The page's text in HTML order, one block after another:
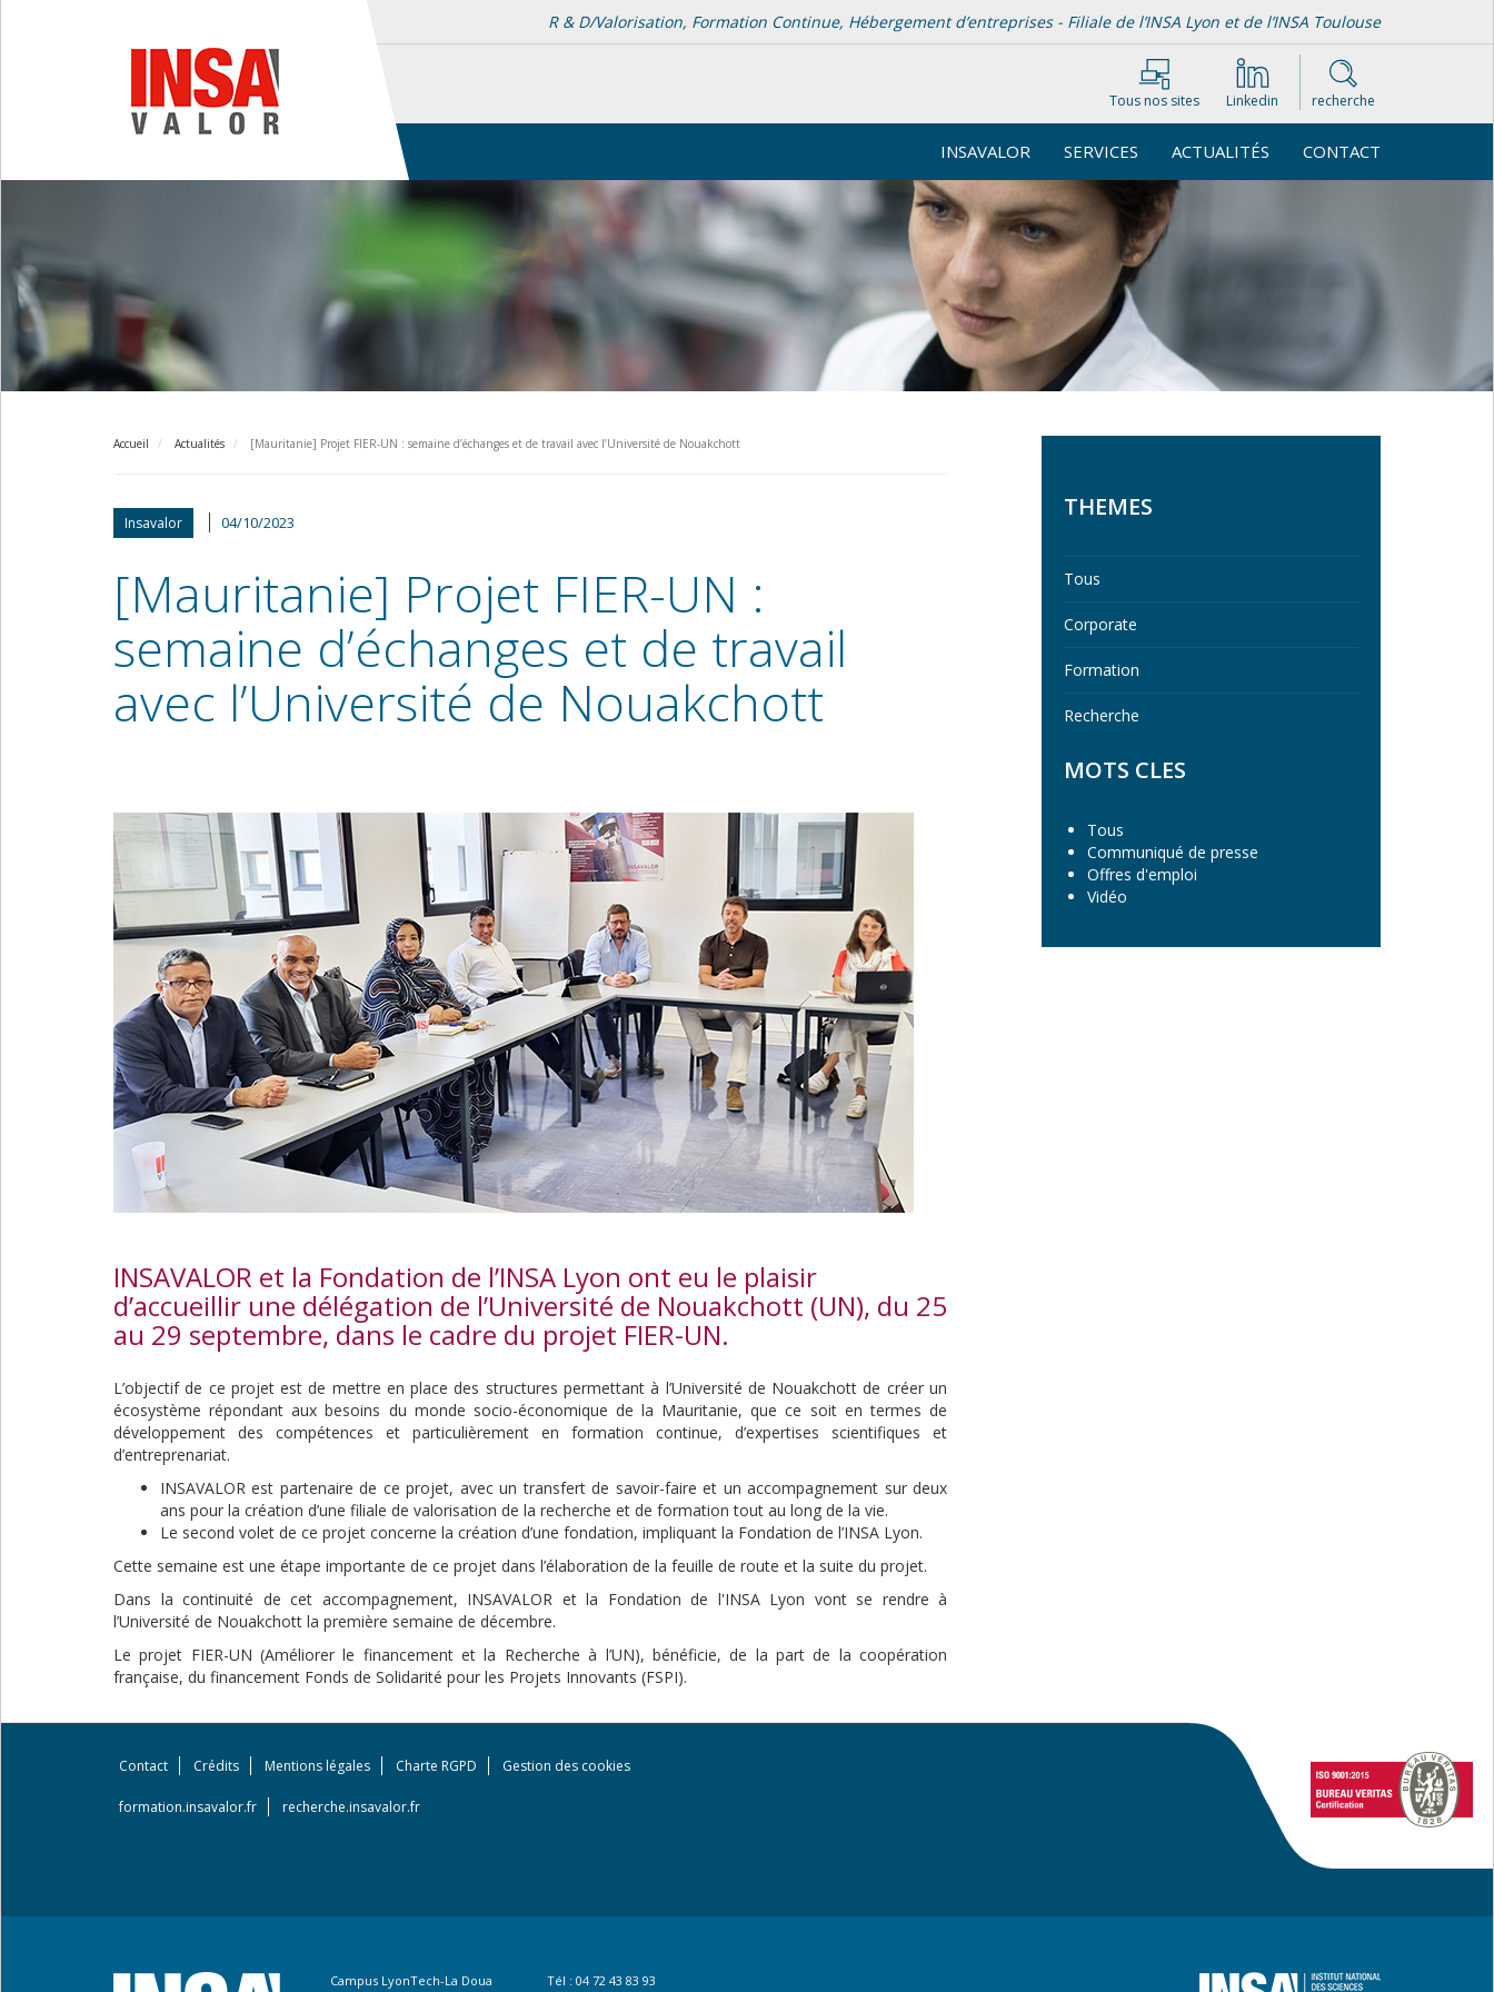
R & D/Valorisation, Formation Continue, Hébergement d’entreprises - Filiale de l’INSA Lyon et de l’INSA Toulouse
Tous nos sites Linkedin recherche
Main INSAVALOR SERVICES ACTUALITÉS CONTACT
Accueil Actualités [Mauritanie] Projet FIER-UN : semaine d’échanges et de travail avec l’Université de Nouakchott
Insavalor 04/10/2023
[Mauritanie] Projet FIER-UN :
semaine d’échanges et de travail
avec l’Université de Nouakchott
INSAVALOR et la Fondation de l’INSA Lyon ont eu le plaisir
d’accueillir une délégation de l’Université de Nouakchott (UN), du 25
au 29 septembre, dans le cadre du projet FIER-UN.
L’objectif de ce projet est de mettre en place des structures permettant à l’Université de Nouakchott de créer un
écosystème répondant aux besoins du monde socio-économique de la Mauritanie, que ce soit en termes de
développement des compétences et particulièrement en formation continue, d’expertises scientifiques et
d’entreprenariat.
INSAVALOR est partenaire de ce projet, avec un transfert de savoir-faire et un accompagnement sur deux
ans pour la création d’une filiale de valorisation de la recherche et de formation tout au long de la vie.
Le second volet de ce projet concerne la création d’une fondation, impliquant la Fondation de l’INSA Lyon.
Cette semaine est une étape importante de ce projet dans l’élaboration de la feuille de route et la suite du projet.
Dans la continuité de cet accompagnement, INSAVALOR et la Fondation de l'INSA Lyon vont se rendre à
l’Université de Nouakchott la première semaine de décembre.
Le projet FIER-UN (Améliorer le financement et la Recherche à l’UN), bénéficie, de la part de la coopération
française, du financement Fonds de Solidarité pour les Projets Innovants (FSPI).
THEMES
Tous
Corporate
Formation
Recherche
MOTS CLES
Tous
Communiqué de presse
Offres d'emploi
Vidéo
Footer
menu
Contact Crédits Mentions légales Charte RGPD Gestion des cookies
formation.insavalor.fr recherche.insavalor.fr
Campus LyonTech-La Doua
Tél : 04 72 43 83 93